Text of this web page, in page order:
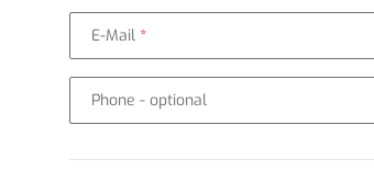
E-Mail
Phone - optional